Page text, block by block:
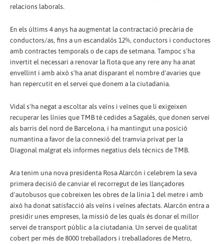
relacions laborals.
En els últims 4 anys ha augmentat la contractació precària de
conductors/as, fins a un escandalós 12%, conductors i conductores
amb contractes temporals o de caps de setmana. Tampoc s'ha
invertit el necessari a renovar la flota que any rere any ha anat
envellint i amb això s'ha anat disparant el nombre d'avaries que
han repercutit en el servei que donem a la ciutadania.
Vidal s'ha negat a escoltar als veïns i veïnes que li exigeixen
recuperar les línies que TMB té cedides a Sagalés, que donen servei
als barris del nord de Barcelona, i ha mantingut una posició
numantina a favor de la connexió del tramvia privat per la
Diagonal malgrat els informes negatius dels tècnics de TMB.
Ara tenim una nova presidenta Rosa Alarcón i celebrem la seva
primera decisió de canviar el recorregut de les llançadores
d'autobusos que cobreixen les obres de la línia 1 del metre i amb
això ha donat satisfacció als veïns i veïnes afectats. Alarcón entra a
presidir unes empreses, la missió de les quals és donar el millor
servei de transport públic a la ciutadania. Un servei de qualitat
cobert per més de 8000 treballadors i treballadores de Metro,